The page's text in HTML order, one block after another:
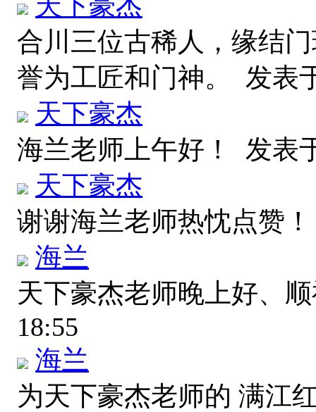
合川三位古稀人，缘结
誉为工匠和门神。 发表
天下豪杰
海兰老师上午好！ 发表
天下豪杰
谢谢海兰老师热忱点赞
海兰
天下豪杰老师晚上好、
18:55
海兰
为天下豪杰老师的 满江